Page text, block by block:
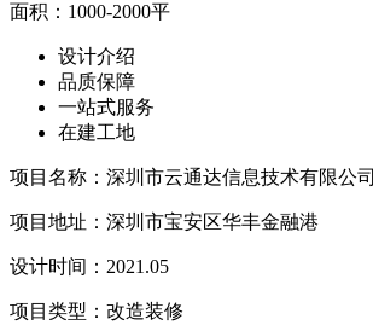
面积：1000-2000平
设计介绍
品质保障
一站式服务
在建工地
项目名称：深圳市云通达信息技术有限公司
项目地址：深圳市宝安区华丰金融港
设计时间：2021.05
项目类型：改造装修